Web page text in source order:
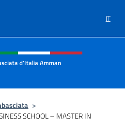
IT
social e menù
d'Italia Amman
>
SCHOOL – MASTER IN